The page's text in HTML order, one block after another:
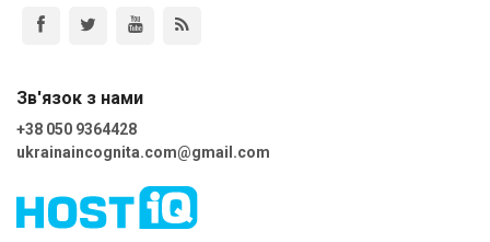
Зв'язок з нами
+38 050 9364428
ukrainaincognita.com@gmail.com